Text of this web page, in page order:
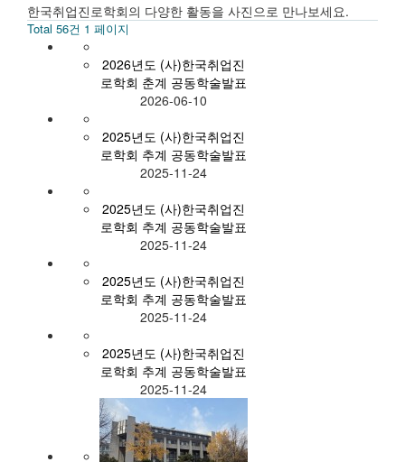
한국취업진로학회의 다양한 활동을 사진으로 만나보세요.
Total 56건 1 페이지
2026년도 (사)한국취업진
로학회 춘계 공동학술발표
2026-06-10
2025년도 (사)한국취업진
로학회 추계 공동학술발표
2025-11-24
2025년도 (사)한국취업진
로학회 추계 공동학술발표
2025-11-24
2025년도 (사)한국취업진
로학회 추계 공동학술발표
2025-11-24
2025년도 (사)한국취업진
로학회 추계 공동학술발표
2025-11-24